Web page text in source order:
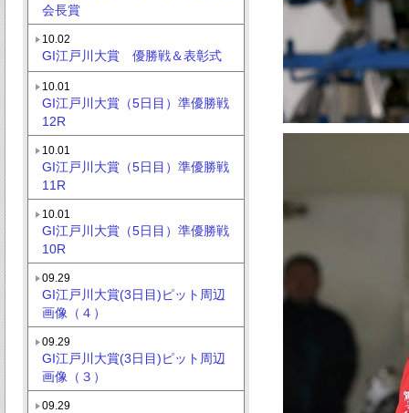
会長賞
10.02
GI江戸川大賞 優勝戦＆表彰式
10.01
GI江戸川大賞（5日目）準優勝戦
12R
10.01
GI江戸川大賞（5日目）準優勝戦
11R
10.01
GI江戸川大賞（5日目）準優勝戦
10R
09.29
GI江戸川大賞(3日目)ピット周辺
画像（４）
09.29
GI江戸川大賞(3日目)ピット周辺
画像（３）
09.29